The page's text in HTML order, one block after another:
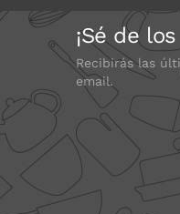
¡Sé de
Recibirás las
email.